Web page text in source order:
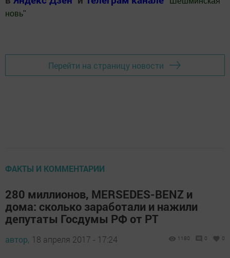
новь"
Перейти на страницу новости
ФАКТЫ И КОММЕНТАРИИ
280 миллионов, MERSEDES-BENZ и
дома: сколько заработали и нажили
депутаты Госдумы РФ от РТ
автор, 18 апреля 2017 - 17:24 1180 0 0